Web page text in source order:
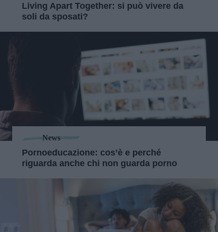
Living Apart Together: si può vivere da
soli da sposati?
News
Pornoeducazione: cos’è e perché
riguarda anche chi non guarda porno